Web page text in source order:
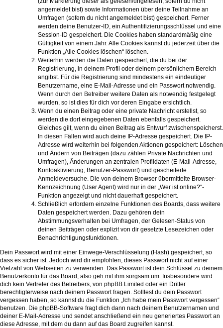
angemeldet bist) sowie Informationen über deine Teilnahme an
Umfragen (sofern du nicht angemeldet bist) gespeichert. Ferner
werden deine Benutzer-ID, ein Authentifizierungsschlüssel und eine
Session-ID gespeichert. Die Cookies haben standardmäßig eine
Gültigkeit von einem Jahr. Alle Cookies kannst du jederzeit über die
Funktion „Alle Cookies löschen“ löschen.
Weiterhin werden die Daten gespeichert, die du bei der
Registrierung, in deinem Profil oder deinem persönlichem Bereich
angibst. Für die Registrierung sind mindestens ein eindeutiger
Benutzername, eine E-Mail-Adresse und ein Passwort notwendig.
Wenn durch den Betreiber weitere Daten als notwendig festgelegt
wurden, so ist dies für dich vor deren Eingabe ersichtlich.
Wenn du einen Beitrag oder eine private Nachricht erstellst, so
werden die dort eingegebenen Daten ebenfalls gespeichert.
Gleiches gilt, wenn du einen Beitrag als Entwurf zwischenspeicherst.
In diesen Fällen wird auch deine IP-Adresse gespeichert. Die IP-
Adresse wird weiterhin bei folgenden Aktionen gespeichert: Löschen
und Ändern von Beiträgen (dazu zählen Private Nachrichten und
Umfragen), Änderungen an zentralen Profildaten (E-Mail-Adresse,
Kontoaktivierung, Benutzer-Passwort) und gescheiterte
Anmeldeversuche. Die von deinem Browser übermittelte Browser-
Kennzeichnung (User Agent) wird nur in der „Wer ist online?“-
Funktion angezeigt und nicht dauerhaft gespeichert.
Schließlich erfordern einzelne Funktionen des Boards, dass weitere
Daten gespeichert werden. Dazu gehören dein
Abstimmungsverhalten bei Umfragen, der Gelesen-Status von
deinen Beiträgen oder explizit von dir gesetzte Lesezeichen oder
Benachrichtigungsfunktionen.
Dein Passwort wird mit einer Einwege-Verschlüsselung (Hash) gespeichert, so
dass es sicher ist. Jedoch wird dir empfohlen, dieses Passwort nicht auf einer
Vielzahl von Webseiten zu verwenden. Das Passwort ist dein Schlüssel zu deinem
Benutzerkonto für das Board, also geh mit ihm sorgsam um. Insbesondere wird
dich kein Vertreter des Betreibers, von phpBB Limited oder ein Dritter
berechtigterweise nach deinem Passwort fragen. Solltest du dein Passwort
vergessen haben, so kannst du die Funktion „Ich habe mein Passwort vergessen“
benutzen. Die phpBB-Software fragt dich dann nach deinem Benutzernamen und
deiner E-Mail-Adresse und sendet anschließend ein neu generiertes Passwort an
diese Adresse, mit dem du dann auf das Board zugreifen kannst.